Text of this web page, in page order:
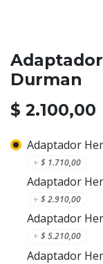
Durman
$ 2.100,00
Adaptador
+ $ 1.710,00
Adaptador
+ $2.910,00
Adaptador
+ $5.210,00
Adaptador